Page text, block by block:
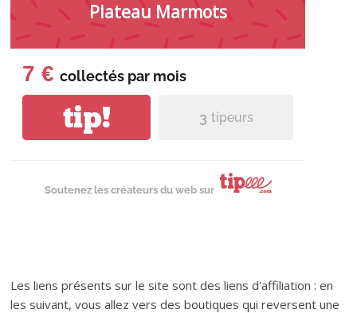
Plateau Marmots
7 € collectés par mois
tip! 3 tipeurs
Soutenez les créateurs du web sur
Les liens présents sur le site sont des liens d'affiliation : en
les suivant, vous allez vers des boutiques qui reversent une